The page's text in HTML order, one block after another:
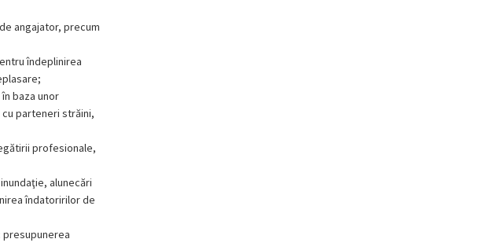
angajator, precum
îndeplinirea
baza unor
parteneri străini,
profesionale,
alunecări
îndatoririlor de